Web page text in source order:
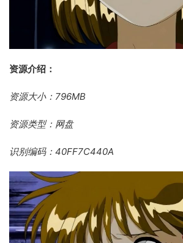
资源介绍：
资源大小：796MB
资源类型：网盘
识别编码：40FF7C440A